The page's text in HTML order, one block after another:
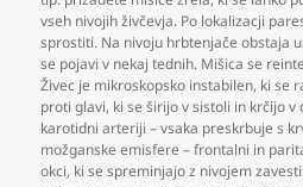
vseh nivojih živčevja. Po lokalizacji
sprostiti. Na nivoju hrbtenjače obstaja
se pojavi v nekaj tednih. Mišica se
Živec je mikroskopsko instabilen, ki se
proti glavi, ki se širijo v sistoli in krčijo v
karotidni arteriji – vsaka preskrbuje s
možganske emisfere – frontalni in
okci, ki se spreminjajo z nivojem